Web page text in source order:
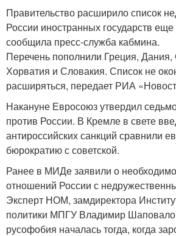
Правительство расширило список
России иностранных государств
сообщила пресс-служба кабмина.
Перечень пополнили Греция,
Хорватия и Словакия. Список не
расширяться, передает РИА
Накануне Евросоюз утвердил
против России. В Кремле в свете
антироссийских санкций сравнили
бюрократию с советской.
Ранее в МИДе заявили о
отношений России с
Эксперт НОМ, замдиректора
политики МПГУ Владимир
русофобия началась тогда, когда